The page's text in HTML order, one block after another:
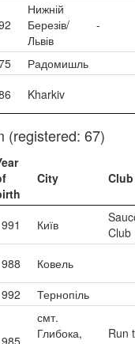
Нижній
Березів/
Львів
-
Радомишль
Kharkiv
(registered: 67)
City Club
Київ
Club
Ковель
Тернопіль
смт.
Глибока,
Run